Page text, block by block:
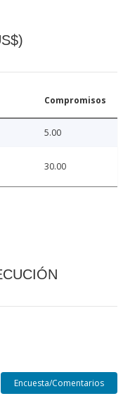
Compromisos
5.00
30.00
Encuesta/Comentarios